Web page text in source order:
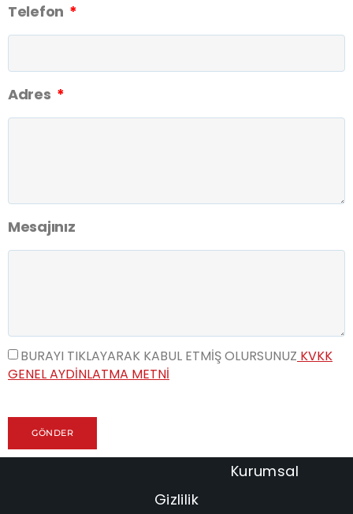
Telefon
Adres
Mesajınız
BURAYI TIKLAYARAK KABUL ETMIŞ OLURSUNUZ KVKK
GENEL AYDINLATMA METNI
GÖNDER
Kurumsal
Gizlilik